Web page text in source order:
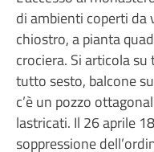
di ambienti coperti
chiostro, a pianta
crociera. Si articola
tutto sesto, balcone
c’è un pozzo
lastricati. Il 26 aprile
soppressione